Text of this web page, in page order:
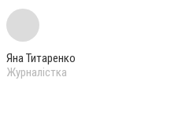
Яна Титаренко
Журналістка